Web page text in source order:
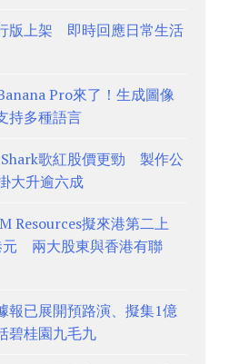
版上架 即時回應日常生活
Pro來了！生成圖像
多種語言
歌紅股價更勁 製作公
大升逾六成
Resources擬來港第二上
元 兩大股東與香港有聯
報已展開預路演、擬集1億
桂園九毛九